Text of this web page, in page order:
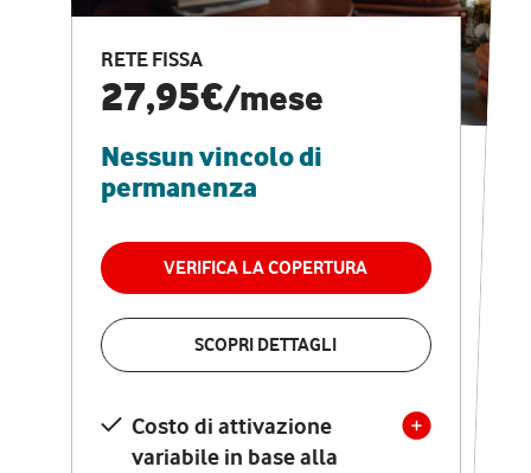
RETE FISSA
27,95€/mese
Nessun vincolo di
permanenza
VERIFICA LA COPERTURA
SCOPRI DETTAGLI
Costo di attivazione
variabile in base alla
CASA PRO
Internet veloce e
vantaggi speciali
RETE FISSA + VODAFONE CLUB
29,95€
permanenza
VERIFICA LA COPERTURA
Costo di attivazione
variabile in base alla